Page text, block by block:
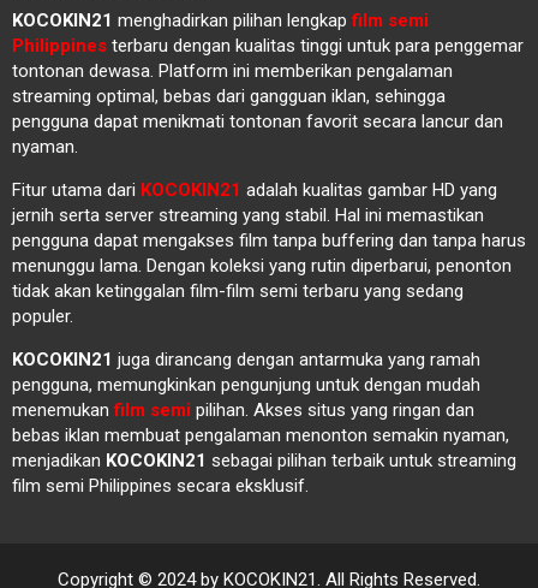
KOCOKIN21 menghadirkan pilihan lengkapfilm semi
Philippines terbaru dengan kualitas tinggi untuk para penggemar
tontonan dewasa. Platform ini memberikan pengalaman
streaming optimal, bebas dari gangguan iklan, sehingga
pengguna dapat menikmati tontonan favorit secara lancur dan
nyaman.
Fitur utama dari KOCOKIN21 adalah kualitas gambar HD yang
jernih serta server streaming yang stabil. Hal ini memastikan
pengguna dapat mengakses film tanpa buffering dan tanpa harus
menunggu lama. Dengan koleksi yang rutin diperbarui, penonton
tidak akan ketinggalan film-film semi terbaru yang sedang
populer.
KOCOKIN21 juga dirancang dengan antarmuka yang ramah
pengguna, memungkinkan pengunjung untuk dengan mudah
menemukanfilm semi pilihan. Akses situs yang ringan dan
bebas iklan membuat pengalaman menonton semakin nyaman,
menjadikan KOCOKIN21 sebagai pilihan terbaik untuk streaming
film semi Philippines secara eksklusif.
Copyright © 2024 by KOCOKIN21. All Rights Reserved.